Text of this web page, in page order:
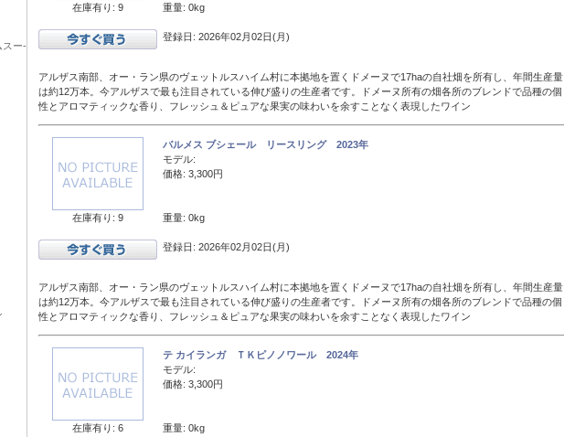
スー-
在庫有り: 9 重量: 0kg
登録日: 2026年02月02日(月)
アルザス南部、オー・ラン県のヴェットルスハイム村に本拠地を置くドメーヌで17haの自社畑を所有し、年間生産量
は約12万本。今アルザスで最も注目されている伸び盛りの生産者です。ドメーヌ所有の畑各所のブレンドで品種の個
性とアロマティックな香り、フレッシュ＆ピュアな果実の味わいを余すことなく表現したワイン
在庫有り: 9
バルメス ブシェール リースリング 2023年
モデル:
価格: 3,300円
重量: 0kg
登録日: 2026年02月02日(月)
アルザス南部、オー・ラン県のヴェットルスハイム村に本拠地を置くドメーヌで17haの自社畑を所有し、年間生産量
は約12万本。今アルザスで最も注目されている伸び盛りの生産者です。ドメーヌ所有の畑各所のブレンドで品種の個
性とアロマティックな香り、フレッシュ＆ピュアな果実の味わいを余すことなく表現したワイン
在庫有り: 6
テ カイランガ ＴＫピノノワール 2024年
モデル:
価格: 3,300円
重量: 0kg